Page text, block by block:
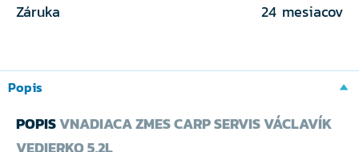
Záruka
24 mesiacov
Popis
POPISVNADIACA ZMES CARP SERVIS VÁCLAVÍK